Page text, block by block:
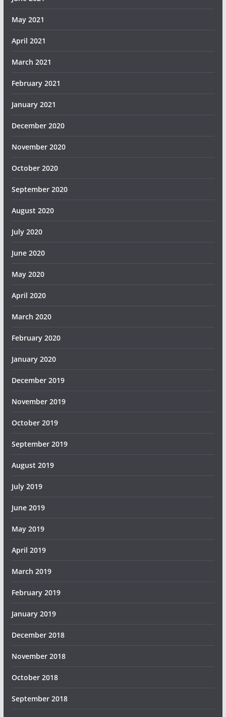
May 2021
April 2021
March 2021
February 2021
January 2021
December 2020
November 2020
October 2020
September 2020
August 2020
July 2020
June 2020
May 2020
April 2020
March 2020
February 2020
January 2020
December 2019
November 2019
October 2019
September 2019
August 2019
July 2019
June 2019
May 2019
April 2019
March 2019
February 2019
January 2019
December 2018
November 2018
October 2018
September 2018